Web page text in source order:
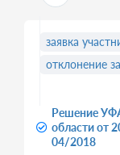
Решение
области от
04/2018
заявка
отклонение